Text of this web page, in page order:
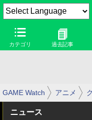
カテゴリ 過去記事
GAME Watch アニメ
ニュース